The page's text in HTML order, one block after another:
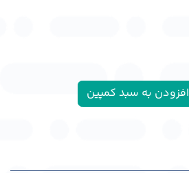
افزودن به سبد کمپین